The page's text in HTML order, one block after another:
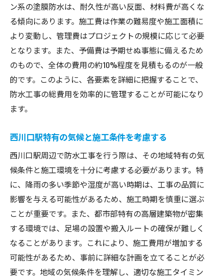
防水工事の長期的な視点での費用対策
信頼できる防水工事業者の選び方西川口駅での
ポイント
業者選びで重視すべき信頼性の要素
西川口駅周辺での実績を確認する方法
見積もり段階での適切な質問と確認事項
地域特性を理解した業者の選定
西川口駅で防水工事の見積もりを最大限活用す
る方法
見積もりを比較する際のポイント
詳細な見積もりの重要性と活用法
交渉で得られる追加の価値
見積もりの透明性を確保するチェックリス
ト
費用対効果を最大化する見積もりの見方
ン系の塗膜防水は、耐久性が高い反面、材料費が高くな
る傾向にあります。施工費は作業の難易度や施工面積に
より変動し、管理費はプロジェクトの規模に応じて必要
となります。また、予備費は予期せぬ事態に備えるため
のもので、全体の費用の約10%程度を見積もるのが一般
的です。このように、各要素を詳細に把握することで、
防水工事の総費用を効率的に管理することが可能になり
ます。
西川口駅特有の気候と施工条件を考慮する
西川口駅周辺で防水工事を行う際は、その地域特有の気
候条件と施工環境を十分に考慮する必要があります。特
に、降雨の多い季節や湿度が高い時期は、工事の品質に
影響を与える可能性があるため、施工時期を慎重に選ぶ
ことが重要です。また、都市部特有の高層建築物が密集
する環境では、足場の設置や搬入ルートの確保が難しく
なることがあります。これにより、施工費用が増加する
可能性があるため、事前に詳細な計画を立てることが必
要です。地域の気候条件を理解し、適切な施工タイミン